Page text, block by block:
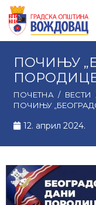
ПОЧИЊУ
ПОЧЕТНА / ВЕСТИ
ПОЧИЊУ
12. април 2024.